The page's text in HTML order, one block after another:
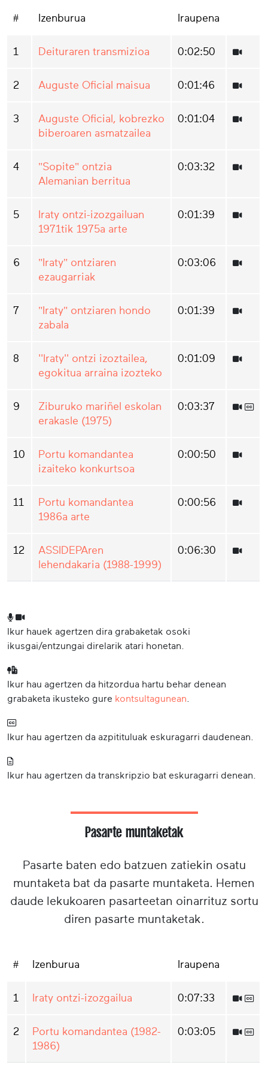
# Izenburua Iraupena
1 Deituraren transmizioa 0:02:50
2 Auguste Oficial maisua 0:01:46
3
Auguste Oficial, kobrezko
biberoaren asmatzailea
0:01:04
4
"Sopite" ontzia
Alemanian berritua
0:03:32
5
Iraty ontzi-izozgailuan
1971tik 1975a arte
0:01:39
6
"Iraty" ontziaren
ezaugarriak
0:03:06
7
"Iraty" ontziaren hondo
zabala
0:01:39
8
''Iraty'' ontzi izoztailea,
egokitua arraina izozteko
0:01:09
9
Ziburuko mariñel eskolan
erakasle (1975)
0:03:37
10
Portu komandantea
izaiteko konkurtsoa
0:00:50
11
Portu komandantea
1986a arte
0:00:56
12
ASSIDEPAren
lehendakaria (1988-1999)
0:06:30
Ikur hauek agertzen dira grabaketak osoki
ikusgai/entzungai direlarik atari honetan.
Ikur hau agertzen da hitzordua hartu behar denean
grabaketa ikusteko gure kontsultagunean
Ikur hau agertzen da azpitituluak eskuragarri daudenean.
Ikur hau agertzen da transkripzio bat eskuragarri denean.
Pasarte muntaketak
Pasarte baten edo batzuen zatiekin osatu
muntaketa bat da pasarte muntaketa. Hemen
daude lekukoaren pasarteetan oinarrituz sortu
diren pasarte muntaketak.
# Izenburua Iraupena
1 Iraty ontzi-izozgailua 0:07:33
2
Portu komandantea (1982-
1986)
0:03:05